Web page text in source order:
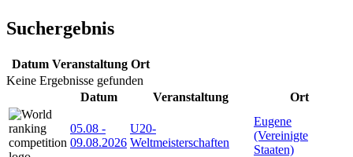
Suchergebnis
Datum Veranstaltung Ort
Keine Ergebnisse gefunden
Datum
Veranstaltung Ort
05.08 -
09.08.2026
U20-
Weltmeisterschaften
Eugene
(Vereinigte
Staaten)